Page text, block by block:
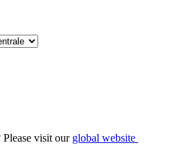
visit our global website